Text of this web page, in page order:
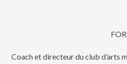
Coach et directeur du club d’arts